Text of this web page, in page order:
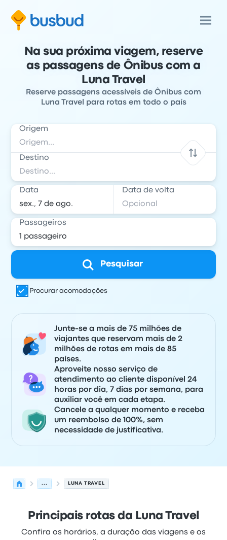
Na sua próxima viagem, reserve
as passagens de Ônibus com a
Luna Travel
Reserve passagens acessíveis de Ônibus com
Luna Travel para rotas em todo o país
Origem
Destino
Data Data de volta
Passageiros
Pesquisar
Procurar acomodações
Junte-se a mais de 75 milhões de
viajantes que reservam mais de 2
milhões de rotas em mais de 85
países.
Aproveite nosso serviço de
atendimento ao cliente disponível 24
horas por dia, 7 dias por semana, para
auxiliar você em cada etapa.
Cancele a qualquer momento e receba
um reembolso de 100%, sem
necessidade de justificativa.
... LUNA TRAVEL
Principais rotas da Luna Travel
Confira os horários, a duração das viagens e os